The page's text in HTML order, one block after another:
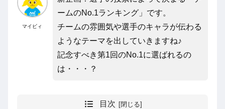
マイビィ
ームのNo.1ランキング」です。
チームの雰囲気や選手のキャラが伝わる
ようなテーマを出していきますね♪
記念すべき第1回のNo.1に選ばれるの
は・・・？
目次